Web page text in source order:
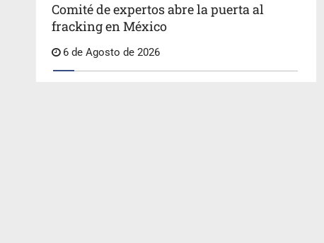
Comité de expertos abre la puerta al
fracking en México
6 de Agosto de 2026